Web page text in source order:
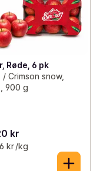
Røde, 6 pk
/ Crimson snow,
900 g
kr
kr /kg